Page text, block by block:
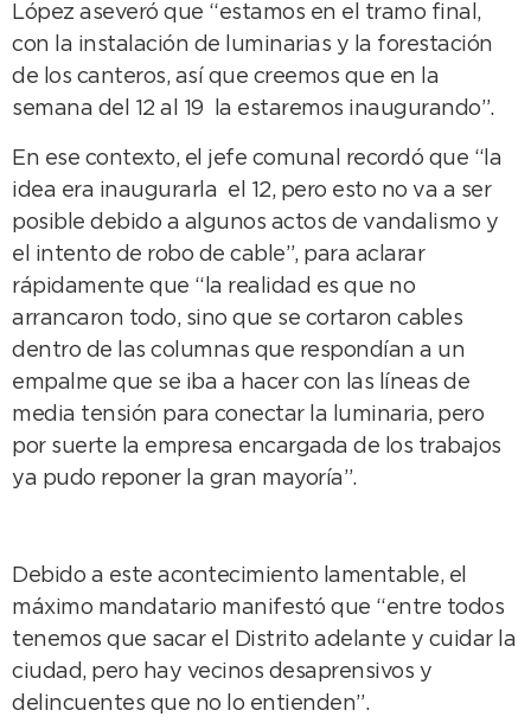
López aseveró que “estamos en el tramo final,
con la instalación de luminarias y la forestación
de los canteros, así que creemos que en la
semana del 12 al 19 la estaremos inaugurando”.
En ese contexto, el jefe comunal recordó que “la
idea era inaugurarla el 12, pero esto no va a ser
posible debido a algunos actos de vandalismo y
el intento de robo de cable”, para aclarar
rápidamente que “la realidad es que no
arrancaron todo, sino que se cortaron cables
dentro de las columnas que respondían a un
empalme que se iba a hacer con las líneas de
media tensión para conectar la luminaria, pero
por suerte la empresa encargada de los trabajos
ya pudo reponer la gran mayoría”.
Debido a este acontecimiento lamentable, el
máximo mandatario manifestó que “entre todos
tenemos que sacar el Distrito adelante y cuidar la
ciudad, pero hay vecinos desaprensivos y
delincuentes que no lo entienden”.